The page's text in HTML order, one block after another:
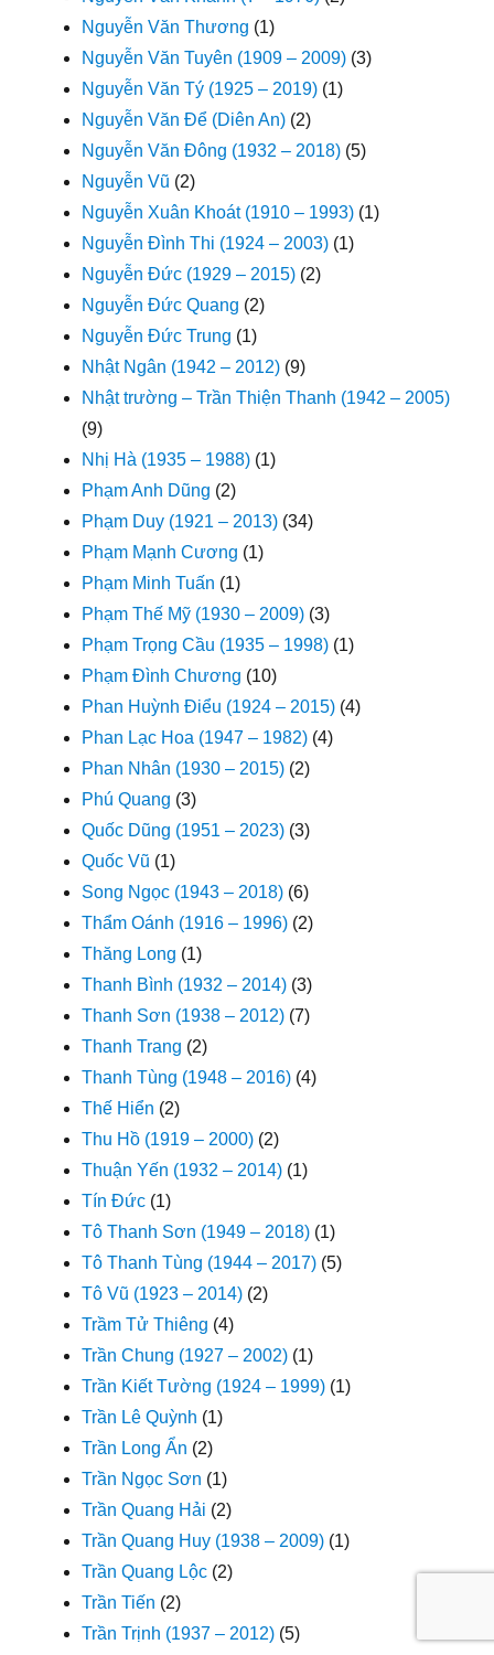
Nguyễn Văn Thương (1)
Nguyễn Văn Tuyên (1909 – 2009) (3)
Nguyễn Văn Tý (1925 – 2019) (1)
Nguyễn Văn Để (Diên An) (2)
Nguyễn Văn Đông (1932 – 2018) (5)
Nguyễn Vũ (2)
Nguyễn Xuân Khoát (1910 – 1993) (1)
Nguyễn Đình Thi (1924 – 2003) (1)
Nguyễn Đức (1929 – 2015) (2)
Nguyễn Đức Quang (2)
Nguyễn Đức Trung (1)
Nhật Ngân (1942 – 2012) (9)
Nhật trường – Trần Thiện Thanh (1942 – 2005)
(9)
Nhị Hà (1935 – 1988) (1)
Phạm Anh Dũng (2)
Phạm Duy (1921 – 2013) (34)
Phạm Mạnh Cương (1)
Phạm Minh Tuấn (1)
Phạm Thế Mỹ (1930 – 2009) (3)
Phạm Trọng Cầu (1935 – 1998) (1)
Phạm Đình Chương (10)
Phan Huỳnh Điểu (1924 – 2015) (4)
Phan Lạc Hoa (1947 – 1982) (4)
Phan Nhân (1930 – 2015) (2)
Phú Quang (3)
Quốc Dũng (1951 – 2023) (3)
Quốc Vũ (1)
Song Ngọc (1943 – 2018) (6)
Thẩm Oánh (1916 – 1996) (2)
Thăng Long (1)
Thanh Bình (1932 – 2014) (3)
Thanh Sơn (1938 – 2012) (7)
Thanh Trang (2)
Thanh Tùng (1948 – 2016) (4)
Thế Hiển (2)
Thu Hồ (1919 – 2000) (2)
Thuận Yến (1932 – 2014) (1)
Tín Đức (1)
Tô Thanh Sơn (1949 – 2018) (1)
Tô Thanh Tùng (1944 – 2017) (5)
Tô Vũ (1923 – 2014) (2)
Trầm Tử Thiêng (4)
Trần Chung (1927 – 2002) (1)
Trần Kiết Tường (1924 – 1999) (1)
Trần Lê Quỳnh (1)
Trần Long Ẩn (2)
Trần Ngọc Sơn (1)
Trần Quang Hải (2)
Trần Quang Huy (1938 – 2009) (1)
Trần Quang Lộc (2)
Trần Tiến (2)
Trần Trịnh (1937 – 2012) (5)